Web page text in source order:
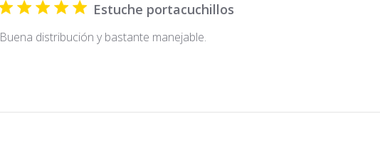
Estuche portacuchillos
Buena distribución y bastante manejable.